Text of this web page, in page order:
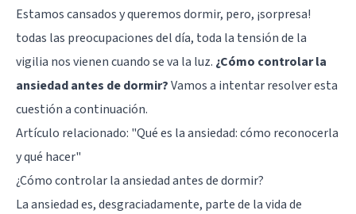
Estamos cansados y queremos dormir, pero, ¡sorpresa!
todas las preocupaciones del día, toda la tensión de la
vigilia nos vienen cuando se va la luz. ¿Cómo controlar la
ansiedad antes de dormir?Vamos a intentar resolver esta
cuestión a continuación.
Artículo relacionado: "Qué es la ansiedad: cómo reconocerla
y qué hacer"
¿Cómo controlar la ansiedad antes de dormir?
La ansiedad es, desgraciadamente, parte de la vida de